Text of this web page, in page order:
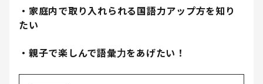
・家庭内で取り入れられる国語力アップ方を知り
たい
・親子で楽しんで語彙力をあげたい！